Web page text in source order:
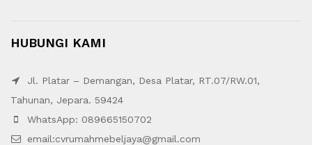
HUBUNGI KAMI
Jl. Platar – Demangan, Desa Platar, RT.07/RW.01,
Tahunan, Jepara. 59424
WhatsApp: 089665150702
email:cvrumahmebeljaya@gmail.com